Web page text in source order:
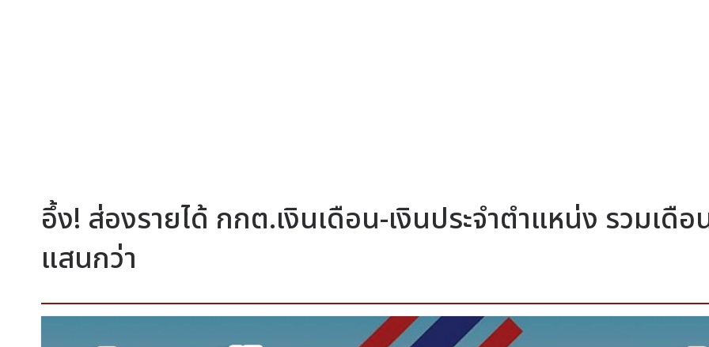
อึ้ง! ส่องรายได้ กกต.เงินเดือน-เงินประจำตำแหน่ง รวมเดือ
แสนกว่า